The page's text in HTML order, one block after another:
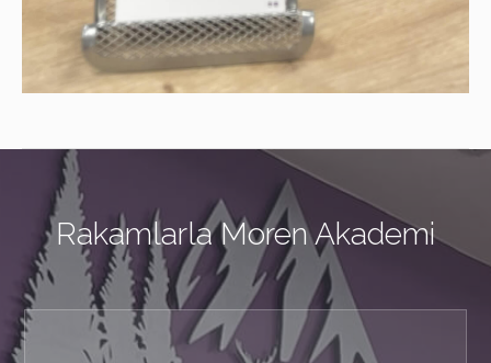
Rakamlarla Moren Akademi